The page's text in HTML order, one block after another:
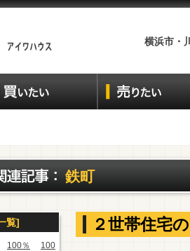
横浜市・
鉄町
覧]
100％
100
２世帯住宅